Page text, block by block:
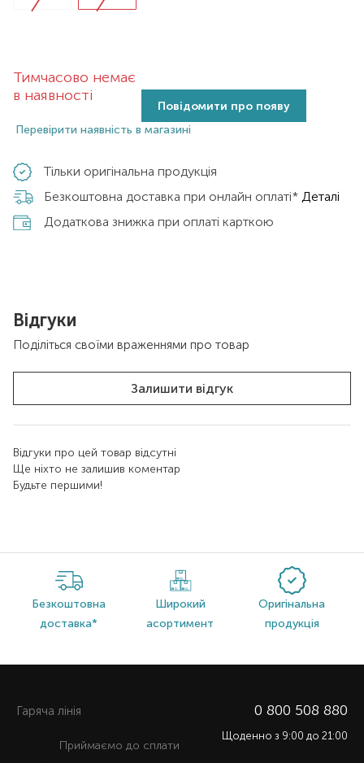
Тимчасово немає
в наявності
Повідомити про появу
Перевірити наявність в магазині
Тільки оригінальна продукція
Безкоштовна доставка при онлайн оплаті* Деталі
Додаткова знижка при оплаті карткою
Відгуки
Поділіться своїми враженнями про товар
Залишити відгук
Відгуки про цей товар відсутні
Ще ніхто не залишив коментар
Будьте першими!
Безкоштовна
доставка*
Широкий
асортимент
Оригінальна
продукція
Гаряча лiнiя 0 800 508 880
Щоденно з 9:00 до 21:00
Приймаємо до сплати